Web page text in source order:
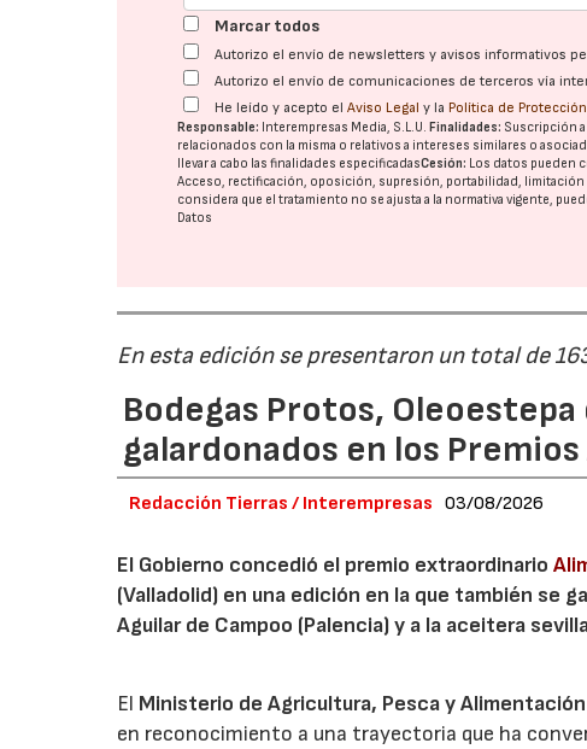
Marcar todos
Autorizo el envío de newsletters y avisos informativos
Autorizo el envío de comunicaciones de terceros vía
He leído y acepto elAviso Legal y la Política de
Responsable: Interempresas Media, S.L.U. Finalidades: Suscripción
relacionados con la misma o relativos a intereses similares o
llevar a cabo las finalidades especificadasCesión: Los datos pueden
Acceso, rectificación, oposición, supresión, portabilidad, limitación
considera que el tratamiento no se ajusta a la normativa vigente,
Datos
En esta edición se presentaron un total de
Bodegas Protos,
galardonados en los
Redacción Tierras / Interempresas 03/08/2026
El Gobierno concedió el premio extraordinario
(Valladolid) en una edición en la que también se
Aguilar de Campoo (Palencia) y a la aceitera
El Ministerio de Agricultura, Pesca y Alimentación
en reconocimiento a una trayectoria que ha